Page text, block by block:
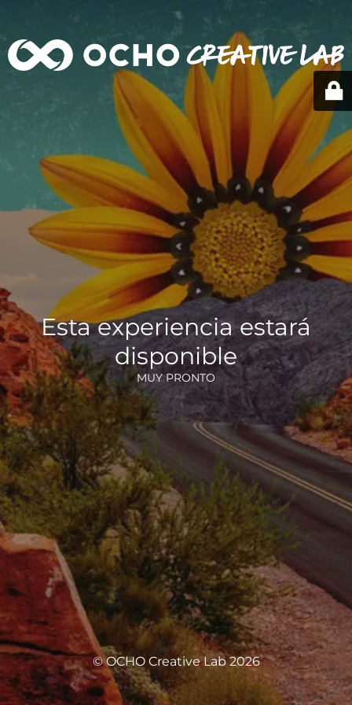
Esta experiencia estará
disponible
MUY PRONTO
© OCHO Creative Lab 2026